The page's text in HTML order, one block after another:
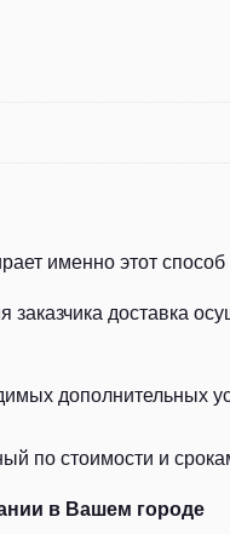
именно этот способ
доставка
дополнительных
по стоимости и
в Вашем городе